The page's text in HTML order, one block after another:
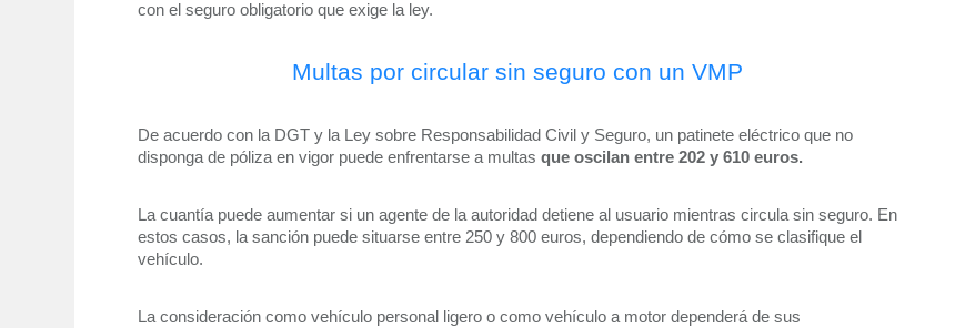
con el seguro obligatorio que exige la ley.
Multas por circular sin seguro con un VMP
De acuerdo con la DGT y la Ley sobre Responsabilidad Civil y Seguro, un patinete eléctrico que no
disponga de póliza en vigor puede enfrentarse a multas que oscilan entre 202 y 610 euros.
La cuantía puede aumentar si un agente de la autoridad detiene al usuario mientras circula sin seguro. En
estos casos, la sanción puede situarse entre 250 y 800 euros, dependiendo de cómo se clasifique el
vehículo.
La consideración como vehículo personal ligero o como vehículo a motor dependerá de sus